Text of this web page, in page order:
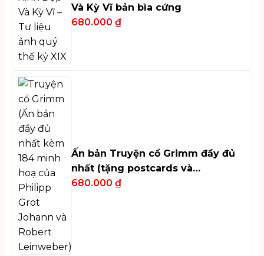
Và Kỳ Vĩ bản bìa cứng
680.000 ₫
Ấn bản Truyện cổ Grimm đầy đủ
nhất (tặng postcards và
bookmark)
680.000 ₫